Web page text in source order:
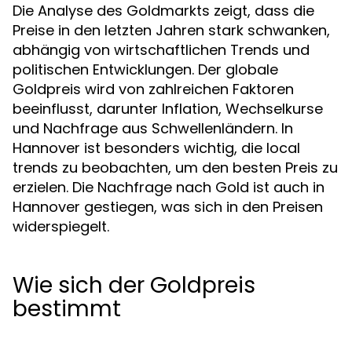
Die Analyse des Goldmarkts zeigt, dass die
Preise in den letzten Jahren stark schwanken,
abhängig von wirtschaftlichen Trends und
politischen Entwicklungen. Der globale
Goldpreis wird von zahlreichen Faktoren
beeinflusst, darunter Inflation, Wechselkurse
und Nachfrage aus Schwellenländern. In
Hannover ist besonders wichtig, die local
trends zu beobachten, um den besten Preis zu
erzielen. Die Nachfrage nach Gold ist auch in
Hannover gestiegen, was sich in den Preisen
widerspiegelt.
Wie sich der Goldpreis
bestimmt